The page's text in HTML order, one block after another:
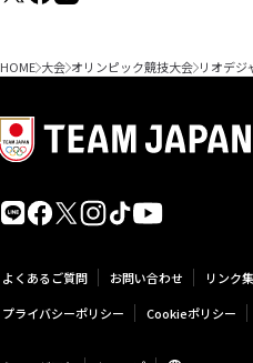
HOME 大会 オリンピック競技大会 リオデジ
よくあるご質問 お問い合わせ リンク集
プライバシーポリシー
Cookieポリシー